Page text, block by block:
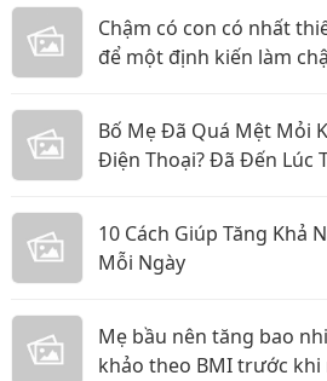
Chậm có con có nhất
để một định kiến làm
Bố Mẹ Đã Quá Mệt Mỏi
Điện Thoại? Đã Đến Lúc
10 Cách Giúp Tăng Khả
Mỗi Ngày
Mẹ bầu nên tăng bao
khảo theo BMI trước khi